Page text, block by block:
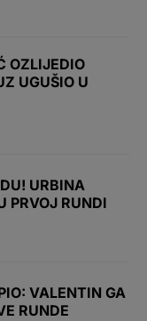
OZLIJEDIO
UGUŠIO U
URBINA
PRVOJ RUNDI
VALENTIN GA
RUNDE